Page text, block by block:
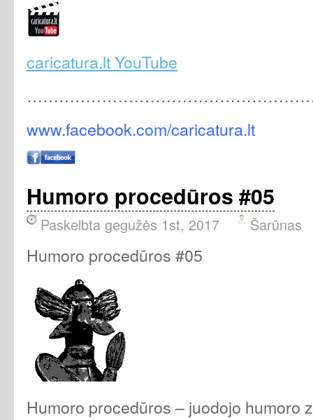
caricatura.lt YouTube
www.facebook.com/caricatura.lt
Humoro procedūros #05
Paskelbta gegužės 1st, 2017 Šarūnas
Humoro procedūros #05
Humoro procedūros – juodojo humoro